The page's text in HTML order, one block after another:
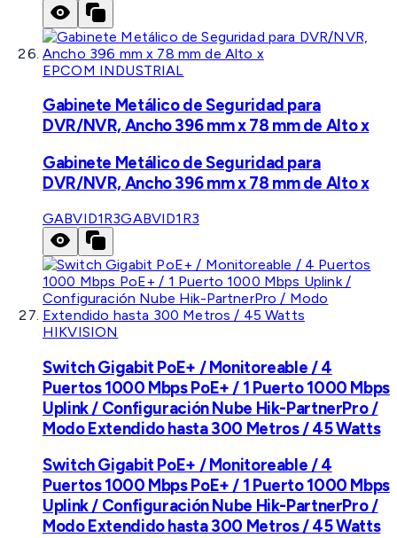
EPCOM INDUSTRIAL
Gabinete Metálico de Seguridad para
DVR/NVR, Ancho 396 mm x 78 mm de Alto x
Gabinete Metálico de Seguridad para
DVR/NVR, Ancho 396 mm x 78 mm de Alto x
GABVID1R3GABVID1R3
HIKVISION
Switch Gigabit PoE+ / Monitoreable / 4
Puertos 1000 Mbps PoE+ / 1 Puerto 1000 Mbps
Uplink / Configuración Nube Hik-PartnerPro /
Modo Extendido hasta 300 Metros / 45 Watts
Switch Gigabit PoE+ / Monitoreable / 4
Puertos 1000 Mbps PoE+ / 1 Puerto 1000 Mbps
Uplink / Configuración Nube Hik-PartnerPro /
Modo Extendido hasta 300 Metros / 45 Watts